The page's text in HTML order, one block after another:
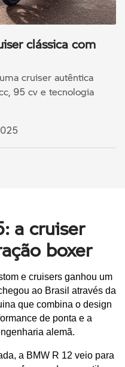
clássica com
cruiser autêntica
95 cv e tecnologia
a cruiser
boxer
e cruisers ganhou um
ao Brasil através da
que combina o design
de ponta e a
alemã.
a BMW R 12 veio para